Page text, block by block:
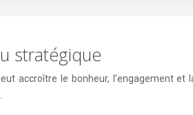
stratégique
accroître le bonheur, l’engagement